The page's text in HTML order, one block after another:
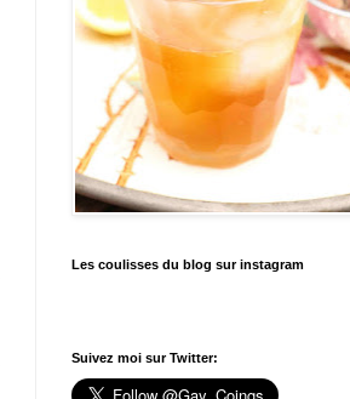
Les coulisses du blog sur instagram
Suivez moi sur Twitter: